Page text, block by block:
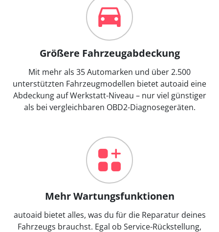
Größere Fahrzeugabdeckung
Mit mehr als 35 Automarken und über 2.500
unterstützten Fahrzeugmodellen bietet autoaid eine
Abdeckung auf Werkstatt-Niveau – nur viel günstiger
als bei vergleichbaren OBD2-Diagnosegeräten.
Mehr Wartungsfunktionen
autoaid bietet alles, was du für die Reparatur deines
Fahrzeugs brauchst. Egal ob Service-Rückstellung,